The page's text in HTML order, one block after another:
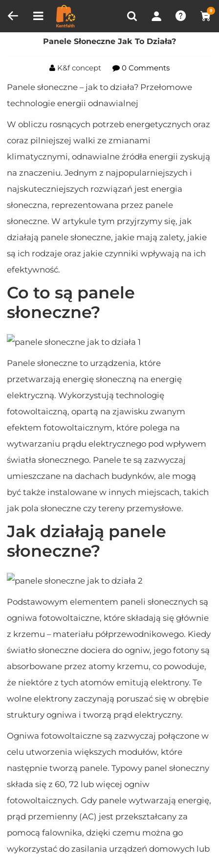
0
OSTATNIO OGLĄDANE
Porównanie produktów (0)
Dom Blog Panele Słoneczne Jak To Działa?
Panele Słoneczne Jak To Działa?
K&f concept 0 Comments
Panele słoneczne – jak to działa? Przełomowe
technologie energii odnawialnej
W obliczu rosnących potrzeb energetycznych oraz
coraz pilniejszej walki ze zmianami
klimatycznymi, odnawialne źródła energii zyskują
na znaczeniu. Jednym z najpopularniejszych i
najskuteczniejszych rozwiązań jest energia
słoneczna, reprezentowana przez panele
słoneczne. W artykule tym przyjrzymy się, jak
działają panele słoneczne, jakie mają zalety, jakie
są ich rodzaje oraz jakie czynniki wpływają na ich
efektywność.
Co to są panele
słoneczne?
Panele słoneczne to urządzenia, które
przetwarzają energię słoneczną na energię
elektryczną. Wykorzystują technologię
fotowoltaiczną, opartą na zjawisku zwanym
efektem fotowoltaicznym, które polega na
wytwarzaniu prądu elektrycznego pod wpływem
światła słonecznego. Panele te są zazwyczaj
umieszczane na dachach budynków, ale mogą
być także instalowane w innych miejscach, takich
jak pola słoneczne czy tereny przemysłowe.
Jak działają panele
słoneczne?
Podstawowym elementem paneli słonecznych są
ogniwa fotowoltaiczne, które składają się głównie
z krzemu – materiału półprzewodnikowego. Kiedy
światło słoneczne dociera do ogniw, jego fotony są
absorbowane przez atomy krzemu, co powoduje,
że niektóre z tych atomów emitują elektrony. Te
wolne elektrony zaczynają poruszać się w obrębie
struktury ogniwa i tworzą prąd elektryczny.
Ogniwa fotowoltaiczne są zazwyczaj połączone w
celu utworzenia większych modułów, które
następnie tworzą panele. Typowy panel słoneczny
składa się z 60, 72 lub więcej ogniw
fotowoltaicznych. Gdy panele wytwarzają energię,
prąd przemienny (AC) jest przekształcany za
pomocą falownika, dzięki czemu można go
wykorzystać do zasilania urządzeń domowych lub